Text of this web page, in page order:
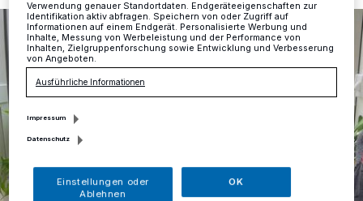
Verwendung genauer Standortdaten. Endgeräteeigenschaften zur
Identifikation aktiv abfragen. Speichern von oder Zugriff auf
Informationen auf einem Endgerät. Personalisierte Werbung und
Inhalte, Messung von Werbeleistung und der Performance von
Inhalten, Zielgruppenforschung sowie Entwicklung und Verbesserung
von Angeboten.
Ausführliche Informationen
Impressum
Datenschutz
Einstellungen oder
Ablehnen
OK